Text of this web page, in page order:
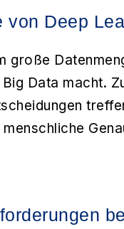
von Deep
große
Data macht.